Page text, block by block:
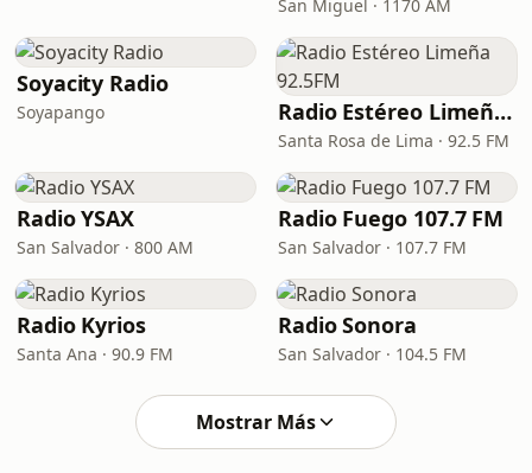
San Miguel · 1170 AM
Soyacity Radio
Soyapango Radio Estéreo Limeña 92.5FM
Santa Rosa de Lima · 92.5 FM
Radio YSAX
San Salvador · 800 AM
Radio Fuego 107.7 FM
San Salvador · 107.7 FM
Radio Kyrios
Santa Ana · 90.9 FM
Radio Sonora
San Salvador · 104.5 FM
Mostrar Más